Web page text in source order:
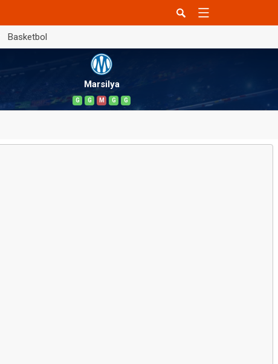
Basketbol
Marsilya
G G M G G